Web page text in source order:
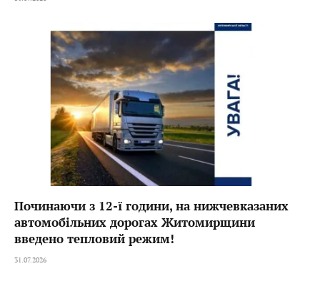
Починаючи з 12-ї години, на нижчевказаних
автомобільних дорогах Житомирщини
введено тепловий режим!
31.07.2026